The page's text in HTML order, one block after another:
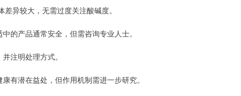
异较大，无需过度关注酸碱度。
的产品通常安全，但需咨询专业人士。
注明处理方式。
有潜在益处，但作用机制需进一步研究。